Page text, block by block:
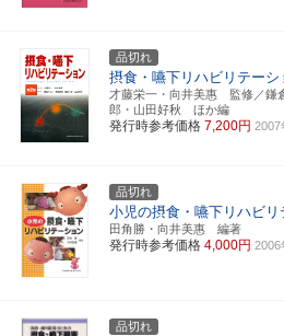
品切れ
摂食・嚥下リハビリテーシ
才藤栄一・向井美惠 監修／鎌
郎・山田好秋 ほか編
発行時参考価格 7,200円 2007
品切れ
小児の摂食・嚥下リハビリ
田角勝・向井美惠 編著
発行時参考価格 4,000円 2006
品切れ